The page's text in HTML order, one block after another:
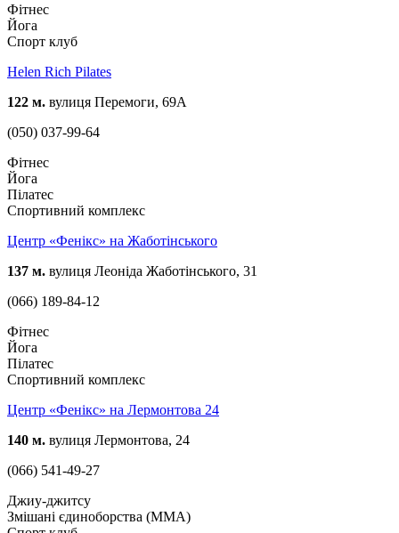
Фітнес
Йога
Спорт клуб
Helen Rich Pilates
122 м. вулиця Перемоги, 69А
(050) 037-99-64
Фітнес
Йога
Пілатес
Спортивний комплекс
Центр «Фенікс» на Жаботінського
137 м. вулиця Леоніда Жаботінського, 31
(066) 189-84-12
Фітнес
Йога
Пілатес
Спортивний комплекс
Центр «Фенікс» на Лермонтова 24
140 м. вулиця Лермонтова, 24
(066) 541-49-27
Джиу-джитсу
Змішані єдиноборства (ММА)